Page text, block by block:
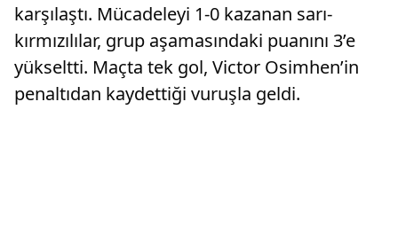
karşılaştı. Mücadeleyi 1-0 kazanan sarı-
kırmızılılar, grup aşamasındaki puanını 3’e
yükseltti. Maçta tek gol, Victor Osimhen’in
penaltıdan kaydettiği vuruşla geldi.